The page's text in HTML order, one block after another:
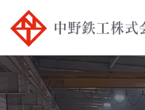
中野鉄工株式